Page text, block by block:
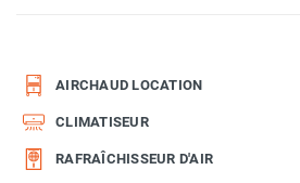
AIRCHAUD LOCATION
CLIMATISEUR
RAFRAÎCHISSEUR D'AIR